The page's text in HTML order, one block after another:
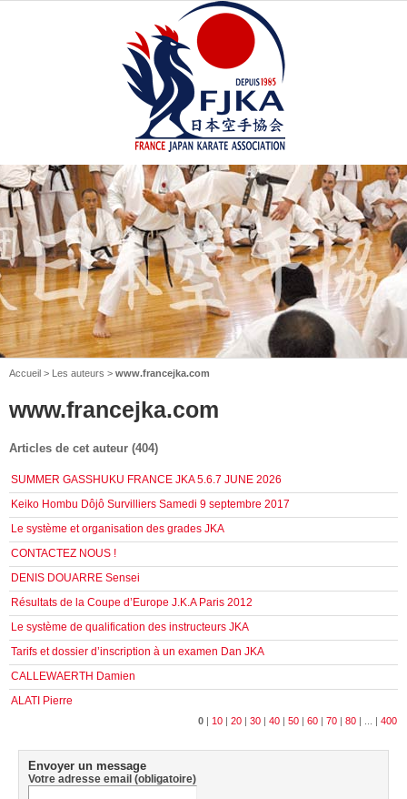
Accueil > Les auteurs > www.francejka.com
www.francejka.com
Articles de cet auteur (404)
SUMMER GASSHUKU FRANCE JKA 5.6.7 JUNE 2026
Keiko Hombu Dôjô Survilliers Samedi 9 septembre 2017
Le système et organisation des grades JKA
CONTACTEZ NOUS !
DENIS DOUARRE Sensei
Résultats de la Coupe d’Europe J.K.A Paris 2012
Le système de qualification des instructeurs JKA
Tarifs et dossier d’inscription à un examen Dan JKA
CALLEWAERTH Damien
ALATI Pierre
0| 10| 20| 30| 40| 50| 60| 70| 80| | 400
Envoyer un message
Votre adresse email (obligatoire)